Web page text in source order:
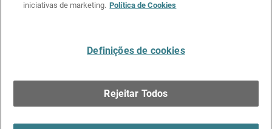
iniciativas de marketing. Política de Cookies
Definições de cookies
Rejeitar Todos